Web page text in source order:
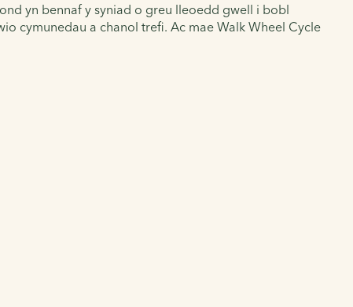
yn bennaf y syniad o greu lleoedd gwell i bobl
cymunedau a chanol trefi. Ac mae Walk Wheel Cycle